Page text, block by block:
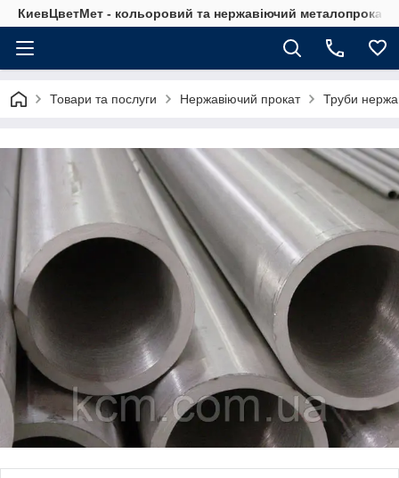
КиевЦветМет - кольоровий та нержавіючий металопрокат.
Товари та послуги Нержавіючий прокат Труби